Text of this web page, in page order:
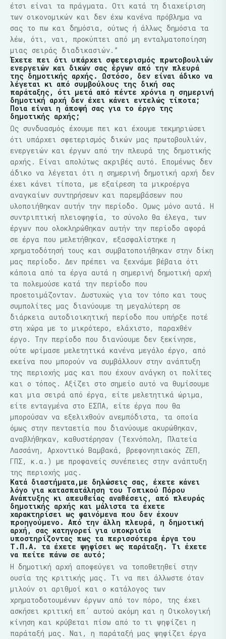
έτσι είναι τα πράγματα. Οτι κατά τη διαχείριση
των οικονομικών και δεν έχω κανένα πρόβλημα να
σας το πω και δημόσια, ούτως ή άλλως δημόσια τα
λέω, ότι, ναι, προκύπτει από μη ενταλματοποίηση
μιας σειράς διαδικασιών.”
Έχετε πει ότι υπάρχει σφετερισμός πρωτοβουλιών
ενεργειών και δικών σας έργων από την πλευρά
της δημοτικής αρχής. Ωστόσο, δεν είναι άδικο να
λέγεται κι από συμβούλους της δική σας
παράταξης, ότι μετά από πέντε χρόνια η σημερινή
δημοτική αρχή δεν έχει κάνει εντελώς τίποτα;
Ποια είναι η άποψή σας για το έργο της
δημοτικής αρχής;
Ως συνδυασμός έχουμε πει και έχουμε τεκμηριώσει
ότι υπάρχει σφετερισμός δικών μας πρωτοβουλιών,
ενεργειών και έργων από την πλευρά της δημοτικής
αρχής. Είναι απολύτως ακριβές αυτό. Επομένως δεν
άδικο να λέγεται ότι η σημερινή δημοτική αρχή δεν
έχει κάνει τίποτα, με εξαίρεση τα μικροέργα
αναγκαίων συντηρήσεων και παρεμβάσεων που
υλοποιήθηκαν αυτήν την περίοδο. Ομως μόνο αυτά. Η
συντριπτική πλειοψηφία, το σύνολο θα έλεγα, των
έργων που ολοκληρώθηκαν αυτήν την περίοδο αφορά
σε έργα που μελετήθηκαν, εξασφαλίστηκε η
χρηματοδότησή τους και συμβατοποιήθηκαν στην δίκη
μας περίοδο. Δεν πρέπει να ξεχνάμε βέβαια ότι
κάποια από τα έργα αυτά η σημερινή δημοτική αρχή
τα πολεμούσε κατά την περίοδο που
προετοιμάζονταν. Δυστυχώς για τον τόπο και τους
συμπολίτες μας διανύουμε τη μεγαλύτερη σε
διάρκεια αυτοδιοικητική περίοδο που υπήρξε ποτέ
στη χώρα με το μικρότερο, ελάχιστο, παραχθέν
έργο. Την περίοδο που διανύουμε δεν ξεκίνησε,
ούτε ωρίμασε μελετητικά κανένα μεγάλο έργο, από
εκείνα που μπορούν να συμβάλλουν στην ανάπτυξη
της περιοχής μας και που έχουν ανάγκη οι πολίτες
και ο τόπος. Αξίζει στο σημείο αυτό να θυμίσουμε
και μια σειρά από έργα, είτε μελετητικά ώριμα,
είτε ενταγμένα στο ΕΣΠΑ, είτε έργα που θα
μπορούσαν να εξελιχθούν ανεμπόδιστα, τα οποία
όμως στην πενταετία που διανύουμε ακυρώθηκαν,
αναβλήθηκαν, καθυστέρησαν (Τεχνόπολη, Πλατεία
Λασσάνη, Αρχοντικό Βαμβακά, βρεφονηπιακός ΖΕΠ,
ΓΠΣ, κ.α.) με προφανείς συνέπειες στην ανάπτυξη
της περιοχής μας.
Κατά διαστήματα,με δηλώσεις σας, έχετε κάνει
λόγο για κατασπατάληση του Τοπικού Πόρου
Ανάπτυξης κι απευθείας αναθέσεις, από πλευράς
δημοτικής αρχής και μάλιστα τα έχετε
χαρακτηρίσει ως φαινόμενα που δεν έχουν
προηγούμενο. Από την άλλη πλευρά, η δημοτική
αρχή, σας κατηγορεί για υποκρισία
υποστηρίζοντας πως τα περισσότερα έργα του
Τ.Π.Α. τα έχετε ψηφίσει ως παράταξη. Τι έχετε
να πείτε πάνω σε αυτό;
Η δημοτική αρχή αποφεύγει να τοποθετηθεί στην
ουσία της κριτικής μας. Τι να πει άλλωστε όταν
μιλούν οι αριθμοί και ο κατάλογος των
χρηματοδοτουμένων έργων από τον πόρο, της έχει
ασκήσει κριτική επ΄ αυτού ακόμη και η Οικολογική
κίνηση και κρύβεται πίσω από το τι ψηφίζει η
παράταξή μας. Ναι, η παράταξή μας ψηφίζει έργα